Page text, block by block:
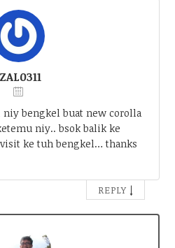
niy bengkel buat new corolla
niy.. bsok balik ke
ke tuh bengkel… thanks
REPLY ↓